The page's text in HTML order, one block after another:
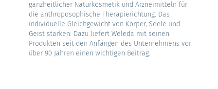
ganzheitlicher Naturkosmetik und Arzneimitteln für
die anthroposophische Therapierichtung. Das
individuelle Gleichgewicht von Körper, Seele und
Geist stärken: Dazu liefert Weleda mit seinen
Produkten seit den Anfängen des Unternehmens vor
über 90 Jahren einen wichtigen Beitrag.